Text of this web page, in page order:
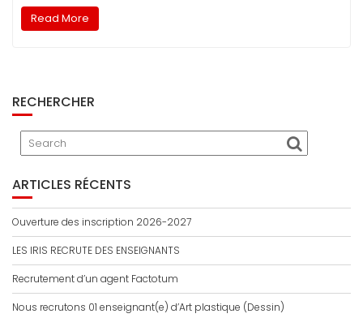
Read More
RECHERCHER
ARTICLES RÉCENTS
Ouverture des inscription 2026-2027
LES IRIS RECRUTE DES ENSEIGNANTS
Recrutement d’un agent Factotum
Nous recrutons 01 enseignant(e) d’Art plastique (Dessin)